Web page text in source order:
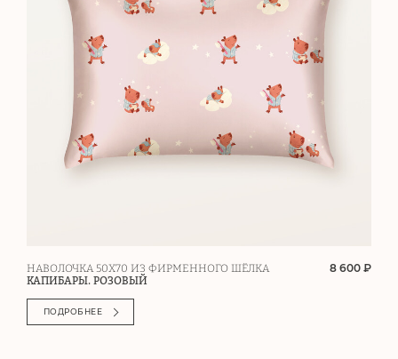
НАВОЛОЧКА 50Х70 ИЗ ФИРМЕННОГО ШЁЛКА
КАПИБАРЫ. РОЗОВЫЙ
8 600 ₽
ПОДРОБНЕЕ